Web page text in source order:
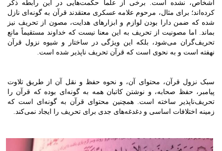
اشخاص، نشده است. برخی از علما حکمت‌هایی در این رابطه ذکر
کرده‌اند؛ برای مثال، مرحوم علامه عسکری معتقدند قرآن به گونه‌ای نازل
شده که ضمن دارا بودن لوازم و ابزارهای هدایت، مصون از تحریف نیز
بماند. اما مصونیت از تحریف به این معنا نیست که خداوند مستقیماً مانع
تحریف‌گران می‌شود، بلکه این ویژگی در ساختار و شیوه نزول قرآن
نهفته است و به نحوی است که قرآن تحریف ناپذیر شده است.
سبک نزول قرآن، محتوای آن، و نحوه حفظ و نقل آن از طریق تلاوت
پیامبر، حفظ صحابه، و نوشتن کاتبان همه به گونه‌ای بوده که قرآن را
تحریف‌ناپذیر ساخته است. همچنین محتوای قرآن به گونه‌ای است که
زمینه اختلافات اساسی و دغدغه‌های جدی برای تحریف را ایجاد نمی‌کند.